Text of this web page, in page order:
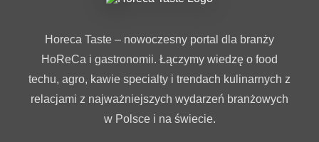
Horeca Taste – nowoczesny portal dla branży
HoReCa i gastronomii. Łączymy wiedzę o food
techu, agro, kawie specialty i trendach kulinarnych z
relacjami z najważniejszych wydarzeń branżowych
w Polsce i na świecie.